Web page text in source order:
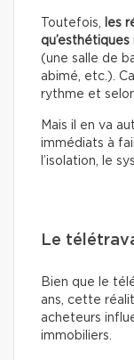
Toutefois,
les
qu’esthétiques
(une salle de
abimé, etc.).
rythme et
Mais il en va
immédiats à
l’isolation, le
Le
Bien que le
ans, cette
acheteurs
immobiliers.